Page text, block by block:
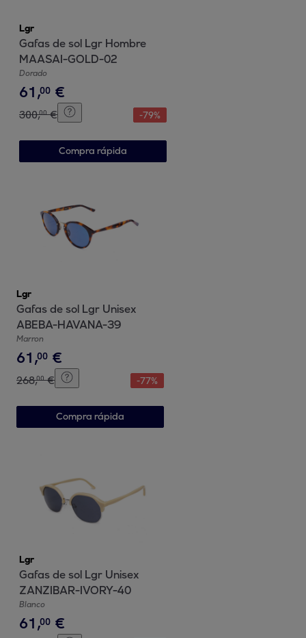
Lgr
Gafas de sol Lgr Hombre
MAASAI-GOLD-02
Dorado
61,00 €
300,00 € -79%
Compra rápida
Lgr
Gafas de sol Lgr Unisex
ABEBA-HAVANA-39
Marron
61,00 €
268,00 € -77%
Compra rápida
Lgr
Gafas de sol Lgr Unisex
ZANZIBAR-IVORY-40
Blanco
61,00 €